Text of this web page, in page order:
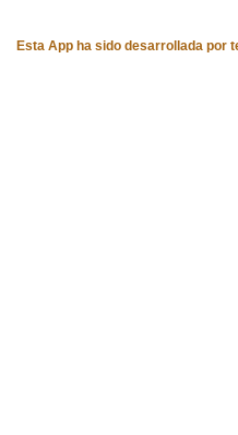
Esta App ha sido desarrollada por